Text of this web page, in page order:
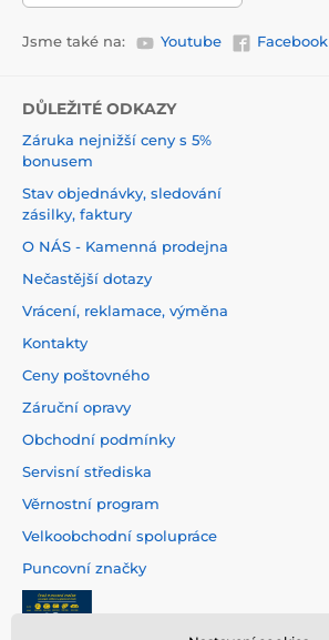
Jsme také na: Youtube Facebook
DŮLEŽITÉ ODKAZY
Záruka nejnižší ceny s 5%
bonusem
Stav objednávky, sledování
zásilky, faktury
O NÁS - Kamenná prodejna
Nečastější dotazy
Vrácení, reklamace, výměna
Kontakty
Ceny poštovného
Záruční opravy
Obchodní podmínky
Servisní střediska
Věrnostní program
Velkoobchodní spolupráce
Puncovní značky